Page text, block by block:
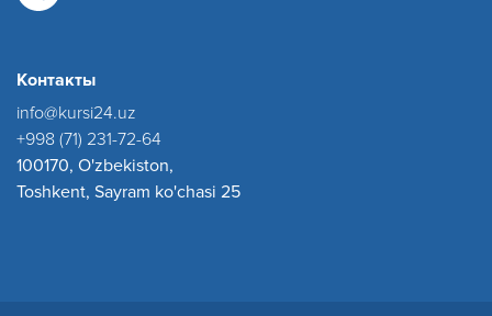
Контакты
info@kursi24.uz
+998 (71) 231-72-64
100170, O'zbekiston,
Toshkent, Sayram ko'chasi 25